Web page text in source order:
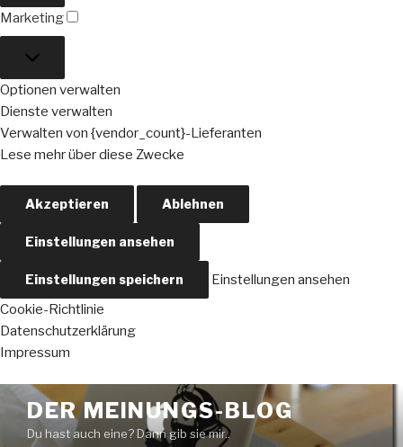
Marketing
Optionen verwalten
Dienste verwalten
Verwalten von {vendor_count}-Lieferanten
Lese mehr über diese Zwecke
Akzeptieren Ablehnen
Einstellungen ansehen
Einstellungen speichern
Einstellungen ansehen
Cookie-Richtlinie
Datenschutzerklärung
Impressum
Zum
Inhalt
springen
DER MEINUNGS-BLOG
Du hast auch eine? Dann gib sie mir..